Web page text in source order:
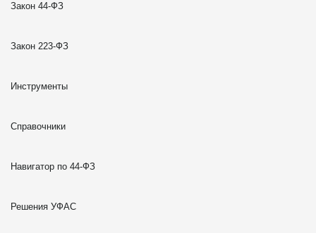
Закон 44-ФЗ
Закон 223-ФЗ
Инструменты
Справочники
Навигатор по 44-ФЗ
Решения УФАС